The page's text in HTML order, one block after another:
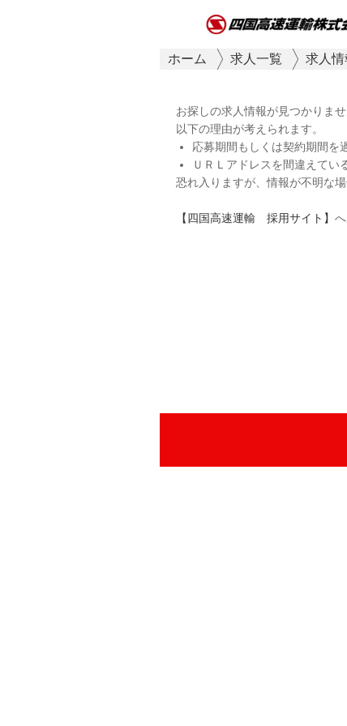
ホーム 求人一覧 求人情
お探しの求人情報が見つかりませ
以下の理由が考えられます。
応募期間もしくは契約期間を
ＵＲＬアドレスを間違えてい
恐れ入りますが、情報が不明な
【四国高速運輸 採用サイト】